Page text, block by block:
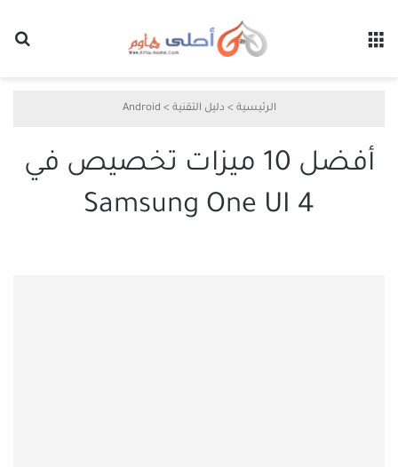
الرئيسية > دليل التقنية >
Android
أفضل 10 ميزات تخصيص في
Samsung One UI 4